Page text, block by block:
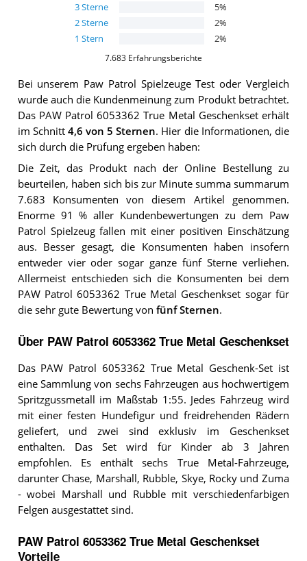
3Sterne 5%
2Sterne 2%
1 Stern 2%
7.683 Erfahrungsberichte
Bei unserem Paw Patrol SpielzeugeTest oder Vergleich
wurde auch die Kundenmeinung zum Produkt betrachtet.
Das PAW Patrol 6053362 True Metal Geschenkseterhält
im Schnitt 4,6 von 5 Sternen. Hier die Informationen, die
sich durch die Prüfung ergeben haben:
Die Zeit, das Produkt nach der Online Bestellung zu
beurteilen, haben sich bis zur Minute summa summarum
7.683 Konsumenten von diesem Artikel genommen.
Enorme 91 % aller Kundenbewertungen zu dem Paw
Patrol Spielzeug fallen mit einer positiven Einschätzung
aus. Besser gesagt, die Konsumenten haben insofern
entweder vier oder sogar ganze fünf Sterne verliehen.
Allermeist entschieden sich die Konsumenten bei dem
PAW Patrol 6053362 True Metal Geschenkset sogar für
die sehr gute Bewertung von fünf Sternen.
Über PAW Patrol 6053362 True Metal Geschenkset
Das PAW Patrol 6053362 True Metal Geschenk-Set ist
eine Sammlung von sechs Fahrzeugen aus hochwertigem
Spritzgussmetall im Maßstab 1:55. Jedes Fahrzeug wird
mit einer festen Hundefigur und freidrehenden Rädern
geliefert, und zwei sind exklusiv im Geschenkset
enthalten. Das Set wird für Kinder ab 3 Jahren
empfohlen. Es enthält sechs True Metal-Fahrzeuge,
darunter Chase, Marshall, Rubble, Skye, Rocky und Zuma
- wobei Marshall und Rubble mit verschiedenfarbigen
Felgen ausgestattet sind.
PAW Patrol 6053362 True Metal Geschenkset
Vorteile